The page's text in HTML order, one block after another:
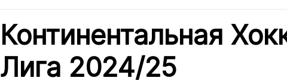
Континентальная
Лига 2024/25